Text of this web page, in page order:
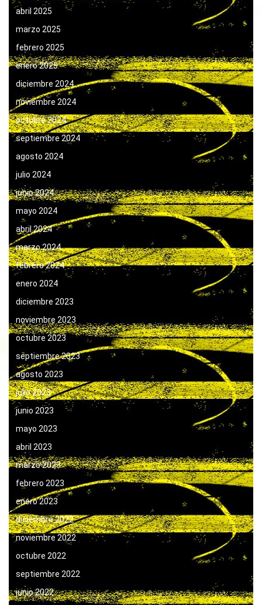
abril 2025
marzo 2025
febrero 2025
enero 2025
diciembre 2024
noviembre 2024
octubre 2024
septiembre 2024
agosto 2024
julio 2024
junio 2024
mayo 2024
abril 2024
marzo 2024
febrero 2024
enero 2024
diciembre 2023
noviembre 2023
octubre 2023
septiembre 2023
agosto 2023
julio 2023
junio 2023
mayo 2023
abril 2023
marzo 2023
febrero 2023
enero 2023
diciembre 2022
noviembre 2022
octubre 2022
septiembre 2022
junio 2022